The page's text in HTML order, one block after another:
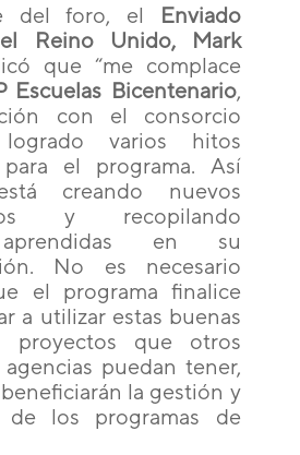
del foro, el
Enviado
Reino Unido, Mark
que “me complace
Escuelas Bicentenario,
con el consorcio
varios hitos
el programa. Así
creando nuevos
y recopilando
en su
No es necesario
el programa finalice
a utilizar estas buenas
proyectos que otros
puedan tener,
la gestión y
de los programas de